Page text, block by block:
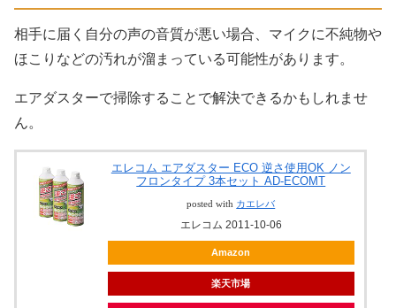
相手に届く自分の声の音質が悪い場合、マイクに不純物や
ほこりなどの汚れが溜まっている可能性があります。
エアダスターで掃除することで解決できるかもしれませ
ん。
エレコム エアダスター ECO 逆さ使用OK ノン
フロンタイプ 3本セット AD-ECOMT
posted with カエレバ
エレコム 2011-10-06
Amazon
楽天市場